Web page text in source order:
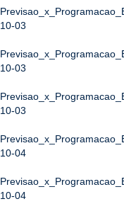
10-03
10-03
10-03
10-04
10-04